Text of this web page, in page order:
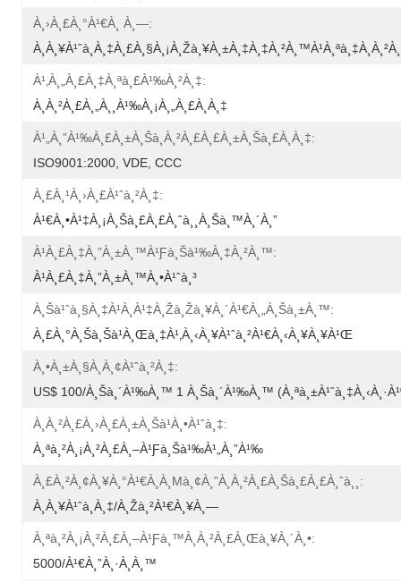
À¸›à¸£à¸°à¹€à¸ À¸—:
À¹‚à¸„à¸£à¸‡à¸ªà¸£à¹‰à¸²à¸‡:
À¸à¸²à¸£à¸„à¸¸à¹‰à¸¡à¸„à¸£à¸­à¸‡
À¹„à¸”à¹‰à¸£à¸±à¸šà¸à¸²à¸£à¸£à¸±à¸šà¸£à¸­à¸‡:
ISO9001:2000, VDE, CCC
À¸£à¸¹à¸›à¸£à¹ˆà¸²à¸‡:
À¹€à¸•à¹‡à¸¡à¸šà¸£à¸£à¸ˆà¸¸à¸Šà¸™à¸´à¸”
À¹à¸£à¸‡à¸”à¸±à¸™à¹ƒà¸Šà¹‰à¸‡à¸²à¸™:
À¹à¸£à¸‡à¸”à¸±à¸™à¸•à¹ˆà¸³
À¸Šà¹ˆà¸§à¸‡à¹à¸­à¹‡à¸žà¸žà¸¥à¸´à¹€à¸„à¸Šà¸±à¸™:
À¸£à¸°à¸šà¸šà¹à¸œà¸‡à¹‚à¸‹à¸¥à¹ˆà¸²à¹€à¸‹à¸¥à¸¥à¹Œ
À¸•à¸±à¸§à¸­à¸¢à¹ˆà¸²à¸‡:
US$ 100/à¸Šà¸´à¹‰à¸™ 1 À¸Šà¸´à¹‰à¸™
À¸à¸²à¸£à¸›à¸£à¸±à¸šà¹à¸•à¹ˆà¸‡:
À¸ªà¸²à¸¡à¸²à¸£à¸–À¹ƒà¸Šà¹‰à¹„à¸”à¹‰
À¸£à¸²à¸¢à¸¥à¸°à¹€à¸­à¸µà¸¢à¸”à¸à¸²à¸£à¸šà¸£à¸£à¸ˆà¸¸:
À¸à¸¥à¹ˆà¸­à¸‡/à¸žà¸²à¹€à¸¥à¸—
À¸ªà¸²à¸¡à¸²à¸£à¸–À¹ƒà¸™à¸à¸²à¸£à¸œà¸¥à¸´à¸•:
5000/à¹€à¸”à¸·à¸­à¸™